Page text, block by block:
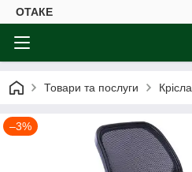
ОТАКЕ
Товари та послуги Крісла
–3%